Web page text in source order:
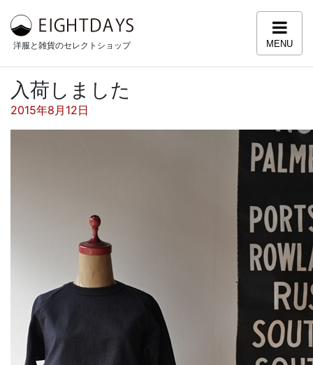
洋服と雑貨のセレクトショップ MENU
入荷しました
投稿日:
2015年8月12日